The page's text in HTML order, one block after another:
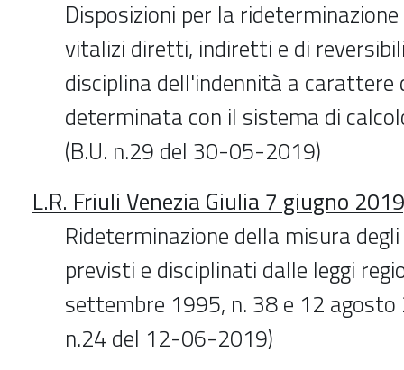
Disposizioni per la
vitalizi diretti, indiretti e di
disciplina dell'indennità a
determinata con il sistema di
(B.U. n.29 del 30-05-2019)
L.R. Friuli Venezia Giulia 7 giugno
Rideterminazione della misura
previsti e disciplinati dalle leggi
settembre 1995, n. 38 e 12 agosto
n.24 del 12-06-2019)